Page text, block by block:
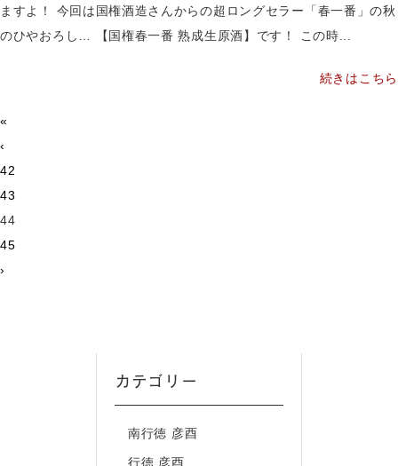
ますよ！ 今回は国権酒造さんからの超ロングセラー「春一番」の秋
のひやおろし… 【国権春一番 熟成生原酒】です！ この時...
続きはこちら
«
‹
42
43
44
45
›
カテゴリー
南行徳 彦酉
行徳 彦酉